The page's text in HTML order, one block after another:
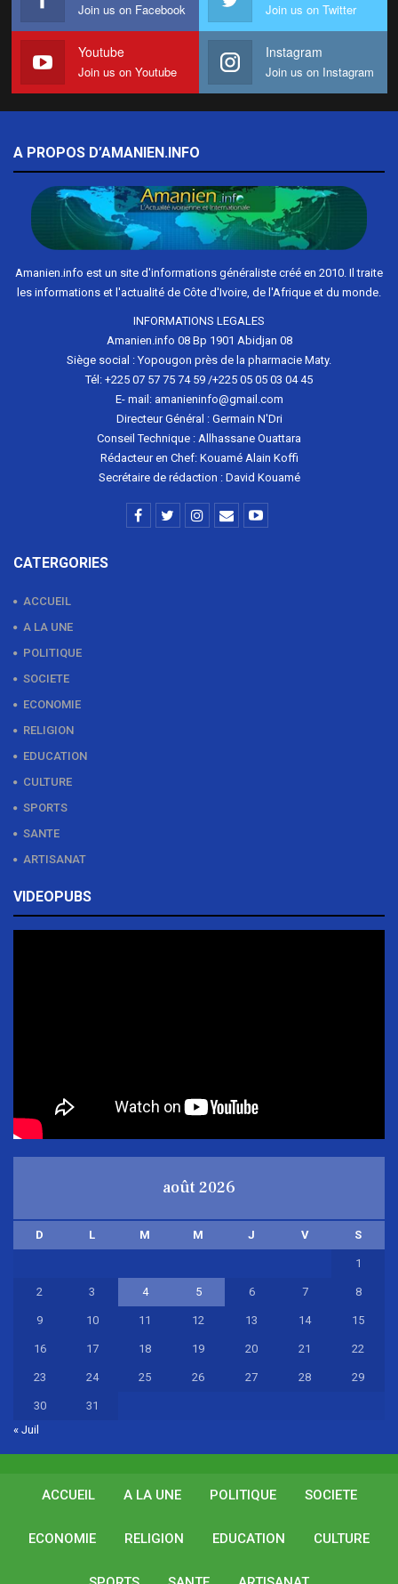
Join us on Facebook Join us on Twitter
Youtube
Join us on Youtube
Instagram
Join us on Instagram
A PROPOS D’AMANIEN.INFO
Amanien.info est un site d'informations généraliste créé en 2010. Il traite
les informations et l'actualité de Côte d'Ivoire, de l'Afrique et du monde.
INFORMATIONS LEGALES
Amanien.info 08 Bp 1901 Abidjan 08
Siège social : Yopougon près de la pharmacie Maty.
Tél: +225 07 57 75 74 59 /+225 05 05 03 04 45
E- mail: amanieninfo@gmail.com
Directeur Général : Germain N'Dri
Conseil Technique : Allhassane Ouattara
Rédacteur en Chef: Kouamé Alain Koffi
Secrétaire de rédaction : David Kouamé
CATERGORIES
ACCUEIL
A LA UNE
POLITIQUE
SOCIETE
ECONOMIE
RELIGION
EDUCATION
CULTURE
SPORTS
SANTE
ARTISANAT
VIDEOPUBS
août 2026
D L M M J V S
1
2 3 4 5 6 7 8
9 10 11 12 13 14 15
16 17 18 19 20 21 22
23 24 25 26 27 28 29
30
31
« Juil
ACCUEIL A LA UNE POLITIQUE SOCIETE
ECONOMIE RELIGION EDUCATION CULTURE